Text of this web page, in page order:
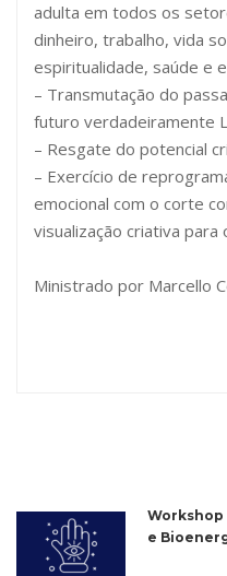
adulta em todos os
dinheiro, trabalho, vida
espiritualidade, saúde e
– Transmutação do
futuro verdadeiramente
– Resgate do potencial
– Exercício de
emocional com o corte
visualização criativa
Ministrado por Marcello
Workshop
e